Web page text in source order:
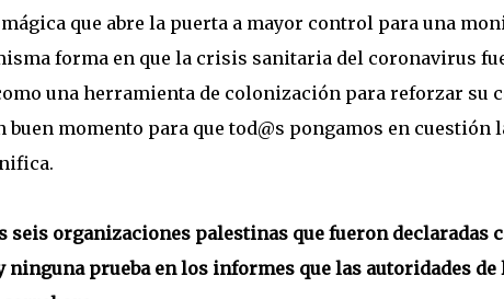
que abre la puerta a mayor control para una
forma en que la crisis sanitaria del coronavirus
una herramienta de colonización para reforzar su
buen momento para que tod@s pongamos en
seis organizaciones palestinas que fueron declaradas
prueba en los informes que las autoridades de